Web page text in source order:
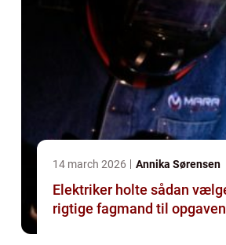
14 march 2026 Annika Sørensen
Elektriker holte sådan vælger du den
rigtige fagmand til opgaven